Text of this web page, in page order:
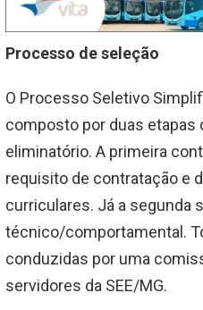
Processo de seleção
O Processo Seletivo
composto por duas
eliminatório. A primeira
requisito de contratação e
curriculares. Já a segunda
técnico/comportamental.
conduzidas por uma
servidores da SEE/MG.